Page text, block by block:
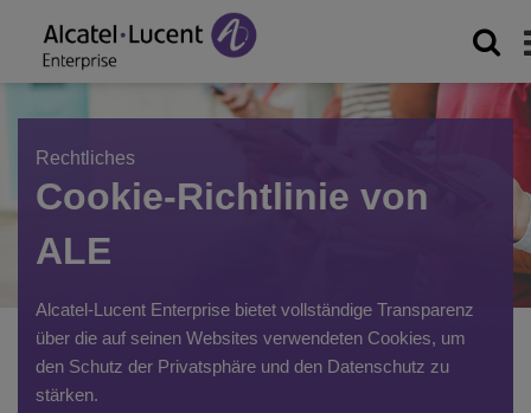
Rechtliches
Cookie-Richtlinie von
ALE
Alcatel-Lucent Enterprise bietet vollständige Transparenz
über die auf seinen Websites verwendeten Cookies, um
den Schutz der Privatsphäre und den Datenschutz zu
stärken.